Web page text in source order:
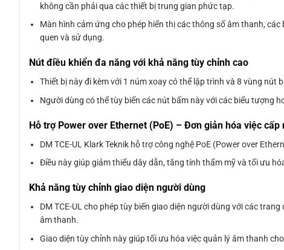
không cần phải qua các thiết bị trung gian phức tạp.
Màn hình cảm ứng cho phép hiển thị các thông số âm thanh,
quen và sử dụng.
Nút điều khiển đa năng với khả năng tùy chỉnh cao
Thiết bị này đi kèm với 1 núm xoay có thể lập trình và 8 vùng nút
Người dùng có thể tùy biến các nút bấm này với các biểu tượng
Hỗ trợ Power over Ethernet (PoE) – Đơn giản hóa việc cấp
DM TCE-UL Klark Teknik hỗ trợ công nghệ PoE (Power over
Điều này giúp giảm thiểu dây dẫn, tăng tính thẩm mỹ và tối ưu
Khả năng tùy chỉnh giao diện người dùng
DM TCE-UL cho phép tùy biến giao diện người dùng với các
âm thanh.
Giao diện tùy chỉnh này giúp tối ưu hóa việc quản lý âm thanh